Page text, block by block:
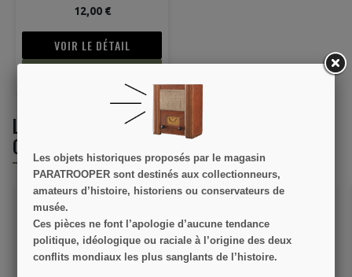
12,00 €
VOIR LE DÉTAIL
LES CLIENTS QUI ONT ACHETÉ CE PRODUIT
ONT ÉGALEMENT ACHETÉ :
Les objets historiques proposés par le magasin
PARATROOPER sont destinés aux collectionneurs,
amateurs d’histoire, historiens ou conservateurs de
musée.
Ces pièces ne font l’apologie d’aucune tendance
politique, idéologique ou raciale à l’origine des deux
conflits mondiaux les plus sanglants de l’histoire.